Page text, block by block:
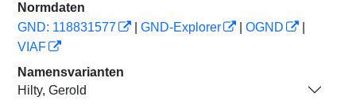
Normdaten
GND: 118831577
GND-Explorer OGND
VIAF
Namensvarianten
Hilty, Gerold